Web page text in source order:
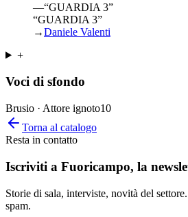
—“GUARDIA 3”
“GUARDIA 3”
→Daniele Valenti
+
Voci di sfondo
Brusio · Attore ignoto10
Torna al catalogo
Resta in contatto
Iscriviti a Fuoricampo, la
Storie di sala, interviste, novità del
spam.